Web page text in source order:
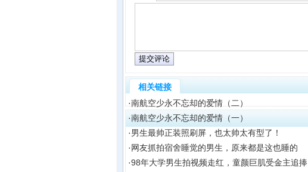
相关链接
·南航空少永不忘却的爱情（二）
·南航空少永不忘却的爱情（一）
·男生最帅正装照刷屏，也太帅太有型了！
·网友抓拍宿舍睡觉的男生，原来都是这也睡的
·98年大学男生拍视频走红，童颜巨肌受金主追捧